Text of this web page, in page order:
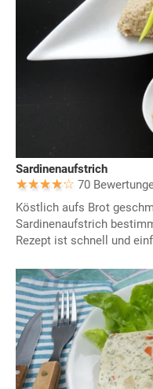
Sardinenaufstrich
70
Köstlich aufs Brot
Sardinenaufstrich
Rezept ist schnell und